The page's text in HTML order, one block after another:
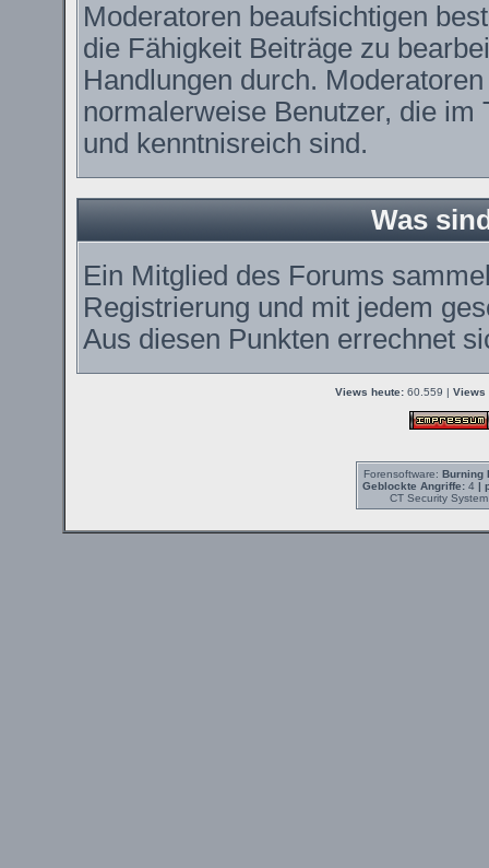
Moderatoren beaufsichtigen
die Fähigkeit Beiträge zu
Handlungen durch.
normalerweise Benutzer, die
und kenntnisreich sind.
Was
Ein Mitglied des Forums
Registrierung und mit jedem
Aus diesen Punkten errechnet
Views heute: 60.559 | Views
Forensoftware: Burning
Geblockte Angriffe:4 |
CT Security